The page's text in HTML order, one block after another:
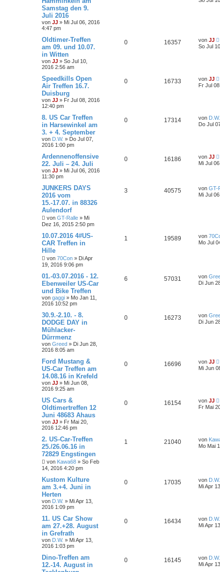
Samstag den 9.
Juli 2016
von JJ » Mi Jul 06, 2016
4:47 pm
Oldtimer-Treffen
am 09. und 10.07.
in Witten
von JJ » So Jul 10,
2016 2:56 am
0 16357 von JJ
So Jul
Speedkills Open
Air Treffen 16.7.
Duisburg
von JJ » Fr Jul 08, 2016
12:40 pm
0 16733 von JJ
Fr Jul
8. US Car Treffen
in Harsewinkel am
3. + 4. September
von D.W. » Do Jul 07,
2016 1:00 pm
0 17314 von D.W.
Do Jul
Ardennenoffensive
22. Juli – 24. Juli
von JJ » Mi Jul 06, 2016
11:30 pm
0 16186 von JJ
Mi Jul
JUNKERS DAYS
2016 vom
15.-17.07. in 88326
Aulendorf
von GT-Ralle » Mi
Dez 16, 2015 2:50 pm
3 40575 von GT-
Mi Jul
10.07.2016 4#US-
CAR Treffen in
Hille
von 70Con » Di Apr
19, 2016 9:06 pm
1 19589 von
Mo Jul
01.-03.07.2016 - 12.
Ebenweiler US-Car
und Bike Treffen
von gaggi » Mo Jan 11,
2016 10:52 pm
6 57031 von
Di Jun
30.9.-2.10. - 8.
DODGE DAY in
Mühlacker-
Dürrmenz
von Greed » Di Jun 28,
2016 8:05 am
0 16273 von
Di Jun
Ford Mustang &
US-Car Treffen am
14.08.16 in Krefeld
von JJ » Mi Jun 08,
2016 9:25 am
0 16696 von JJ
Mi Jun
US Cars &
Oldtimertreffen 12
Juni 48683 Ahaus
von JJ » Fr Mai 20,
2016 12:46 pm
0 16154 von JJ
Fr Mai
2. US-Car-Treffen
25./26.06.16 in
72829 Engstingen
von Kawa68 » So Feb
14, 2016 4:20 pm
1 21040 von
Mo Mai
Kustom Kulture
am 3.+4. Juni in
Herten
von D.W. » Mi Apr 13,
2016 1:09 pm
0 17035 von D.W.
Mi Apr
11. US Car Show
am 27.+28. August
in Grefrath
von D.W. » Mi Apr 13,
2016 1:03 pm
0 16434 von D.W.
Mi Apr
Dino-Treffen am
12.-14. August in
0 16145 von D.W.
Mi Apr